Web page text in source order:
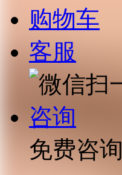
购物车
客服
咨询
免费咨询